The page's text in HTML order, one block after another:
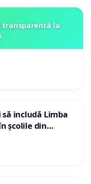
transparentă la
includă Limba
școlile din